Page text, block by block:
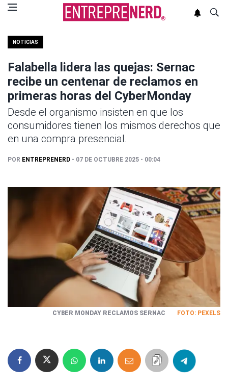
NOTICIAS
Falabella lidera las quejas: Sernac
recibe un centenar de reclamos en
primeras horas del CyberMonday
Desde el organismo insisten en que los
consumidores tienen los mismos derechos que
en una compra presencial.
POR ENTREPRENERD - 07 DE OCTUBRE 2025 - 00:04
CYBER MONDAY RECLAMOS SERNAC FOTO: PEXELS